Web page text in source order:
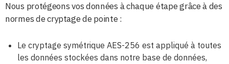
Nous protégeons vos données à chaque étape grâce à des
normes de cryptage de pointe :
Le cryptage symétrique AES-256 est appliqué à toutes
les données stockées dans notre base de données,